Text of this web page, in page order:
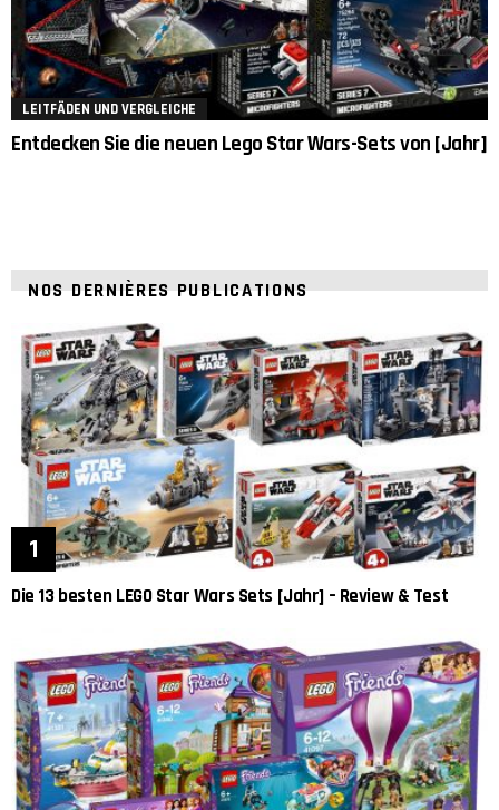
LEITFÄDEN UND VERGLEICHE
Entdecken Sie die neuen Lego Star Wars-Sets von [Jahr]
NOS DERNIÈRES PUBLICATIONS
Die 13 besten LEGO Star Wars Sets [Jahr] – Review & Test